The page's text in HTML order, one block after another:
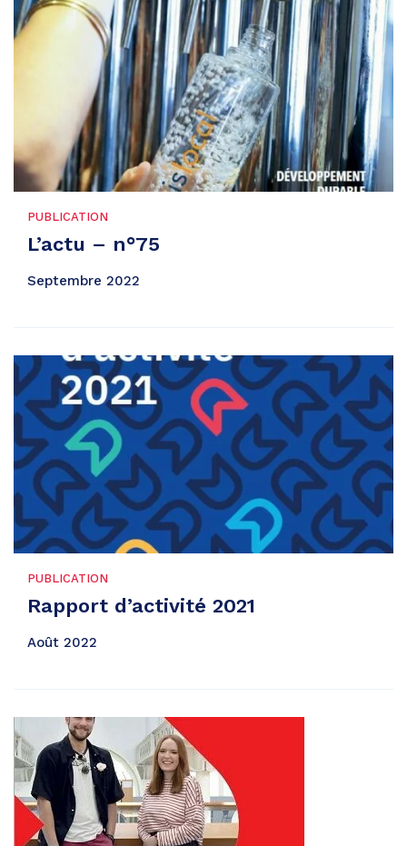
PUBLICATION
L’actu – n°75
Septembre 2022
PUBLICATION
Rapport d’activité 2021
Août 2022